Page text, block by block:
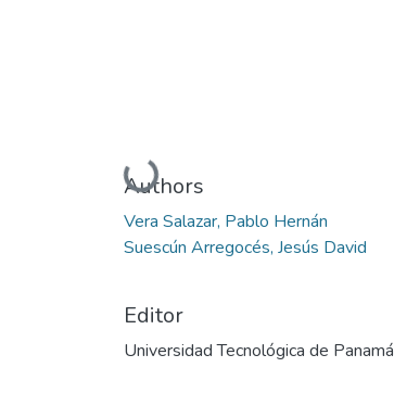
Cargando...
Authors
Vera Salazar, Pablo Hernán
Suescún Arregocés, Jesús David
Editor
Universidad Tecnológica de Panamá